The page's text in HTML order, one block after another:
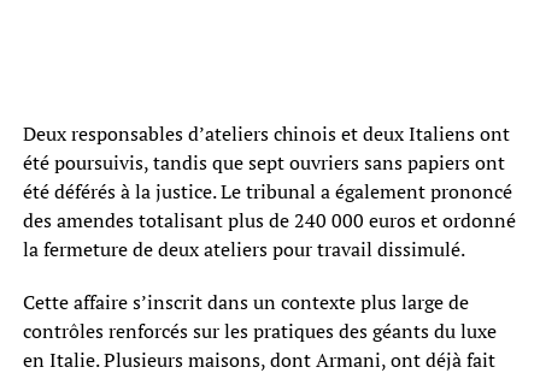
Deux responsables d’ateliers chinois et deux Italiens ont
été poursuivis, tandis que sept ouvriers sans papiers ont
été déférés à la justice. Le tribunal a également prononcé
des amendes totalisant plus de 240 000 euros et ordonné
la fermeture de deux ateliers pour travail dissimulé.
Cette affaire s’inscrit dans un contexte plus large de
contrôles renforcés sur les pratiques des géants du luxe
en Italie. Plusieurs maisons, dont Armani, ont déjà fait